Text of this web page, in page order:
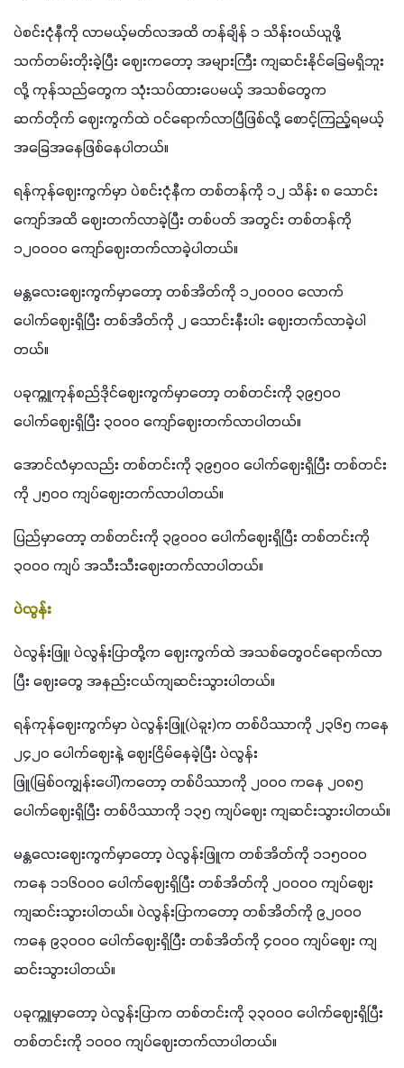
ပဲစင်းငုံနီကို လာမယ့်မတ်လအထိ တန်ချိန် ၁ သိန်းဝယ်ယူဖို့
သက်တမ်းတိုးခဲ့ပြီး ဈေးကတော့ အများကြီး ကျဆင်းနိုင်ခြေမရှိဘူး
လို့ ကုန်သည်တွေက သုံးသပ်ထားပေမယ့် အသစ်တွေက
ဆက်တိုက် ဈေးကွက်ထဲ ဝင်ရောက်လာပြီဖြစ်လို့ စောင့်ကြည့်ရမယ့်
အခြေအနေဖြစ်နေပါတယ်။
ရန်ကုန်ဈေးကွက်မှာ ပဲစင်းငုံနီက တစ်တန်ကို ၁၂ သိန်း ၈ သောင်း
ကျော်အထိ ဈေးတက်လာခဲ့ပြီး တစ်ပတ် အတွင်း တစ်တန်ကို
၁၂၀၀၀၀ ကျော်ဈေးတက်လာခဲ့ပါတယ်။
မန္တလေးဈေးကွက်မှာတော့ တစ်အိတ်ကို ၁၂၀၀၀၀ လောက်
ပေါက်ဈေးရှိပြီး တစ်အိတ်ကို ၂ သောင်းနီးပါး ဈေးတက်လာခဲ့ပါ
တယ်။
ပခုက္ကူကုန်စည်ဒိုင်ဈေးကွက်မှာတော့ တစ်တင်းကို ၃၉၅၀၀
ပေါက်ဈေးရှိပြီး ၃၀၀၀ ကျော်ဈေးတက်လာပါတယ်။
အောင်လံမှာလည်း တစ်တင်းကို ၃၉၅၀၀ ပေါက်ဈေးရှိပြီး တစ်တင်း
ကို ၂၅၀၀ ကျပ်ဈေးတက်လာပါတယ်။
ပြည်မှာတော့ တစ်တင်းကို ၃၉၀၀၀ ပေါက်ဈေးရှိပြီး တစ်တင်းကို
၃၀၀၀ ကျပ် အသီးသီးဈေးတက်လာပါတယ်။
ပဲလွန်း
ပဲလွန်းဖြူ၊ ပဲလွန်းပြာတို့က ဈေးကွက်ထဲ အသစ်တွေဝင်ရောက်လာ
ပြီး ဈေးတွေ အနည်းငယ်ကျဆင်းသွားပါတယ်။
ရန်ကုန်ဈေးကွက်မှာ ပဲလွန်းဖြူ(ပဲခူး)က တစ်ပိဿာကို ၂၃၆၅ ကနေ
၂၄၂၀ ပေါက်ဈေးနဲ့ ဈေးငြိမ်နေခဲ့ပြီး ပဲလွန်း
ဖြူ(မြစ်ဝကျွန်းပေါ်)ကတော့ တစ်ပိဿာကို ၂၀၀၀ ကနေ ၂၀၈၅
ပေါက်ဈေးရှိပြီး တစ်ပိဿာကို ၁၃၅ ကျပ်ဈေး ကျဆင်းသွားပါတယ်။
မန္တလေးဈေးကွက်မှာတော့ ပဲလွန်းဖြူက တစ်အိတ်ကို ၁၁၅၀၀၀
ကနေ ၁၁၆၀၀၀ ပေါက်ဈေးရှိပြီး တစ်အိတ်ကို ၂၀၀၀၀ ကျပ်ဈေး
ကျဆင်းသွားပါတယ်။ ပဲလွန်းပြာကတော့ တစ်အိတ်ကို ၉၂၀၀၀
ကနေ ၉၃၀၀၀ ပေါက်ဈေးရှိပြီး တစ်အိတ်ကို ၄၀၀၀ ကျပ်ဈေး ကျ
ဆင်းသွားပါတယ်။
ပခုက္ကူမှာတော့ ပဲလွန်းပြာက တစ်တင်းကို ၃၃၀၀၀ ပေါက်ဈေးရှိပြီး
တစ်တင်းကို ၁၀၀၀ ကျပ်ဈေးတက်လာပါတယ်။